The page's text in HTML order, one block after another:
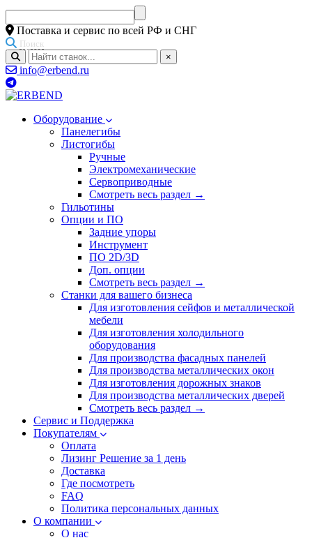
Поставка и сервис по всей РФ и СНГ
Поиск
×
info@erbend.ru
Оборудование
Панелегибы
Листогибы
Ручные
Электромеханические
Сервоприводные
Смотреть весь раздел →
Гильотины
Опции и ПО
Задние упоры
Инструмент
ПО 2D/3D
Доп. опции
Смотреть весь раздел →
Станки для вашего бизнеса
Для изготовления сейфов и металлической
мебели
Для изготовления холодильного
оборудования
Для производства фасадных панелей
Для производства металлических окон
Для изготовления дорожных знаков
Для производства металлических дверей
Смотреть весь раздел →
Сервис и Поддержка
Покупателям
Оплата
Лизинг Решение за 1 день
Доставка
Где посмотреть
FAQ
Политика персональных данных
О компании
О нас